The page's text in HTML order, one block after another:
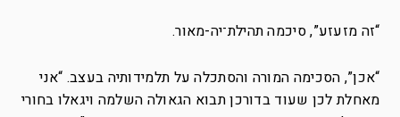
“זה מזעזע”, סיכמה תהילת־יה-מאור.
“אכן”, הסכימה המורה והסתכלה על תלמידותיה בעצב. “אני
מאחלת לכן שעוד בדורכן תבוא הגאולה השלמה ויגאלו בחורי